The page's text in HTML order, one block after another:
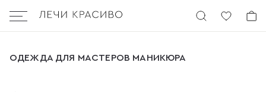
Бургер
ОДЕЖДА ДЛЯ МАСТЕРОВ МАНИКЮРА